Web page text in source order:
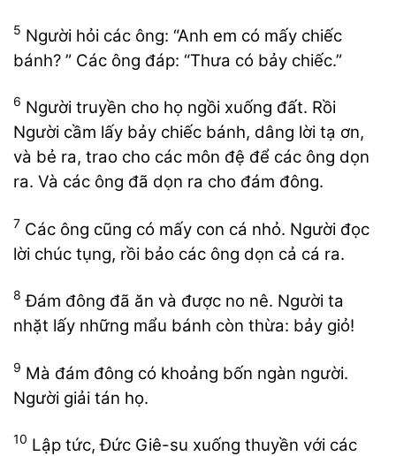
5 Người hỏi các ông: “Anh em có mấy chiếc
bánh? ” Các ông đáp: “Thưa có bảy chiếc.”
6 Người truyền cho họ ngồi xuống đất. Rồi
Người cầm lấy bảy chiếc bánh, dâng lời tạ ơn,
và bẻ ra, trao cho các môn đệ để các ông dọn
ra. Và các ông đã dọn ra cho đám đông.
7 Các ông cũng có mấy con cá nhỏ. Người đọc
lời chúc tụng, rồi bảo các ông dọn cả cá ra.
8 Đám đông đã ăn và được no nê. Người ta
nhặt lấy những mẩu bánh còn thừa: bảy giỏ!
9 Mà đám đông có khoảng bốn ngàn người.
Người giải tán họ.
10 Lập tức, Đức Giê-su xuống thuyền với các